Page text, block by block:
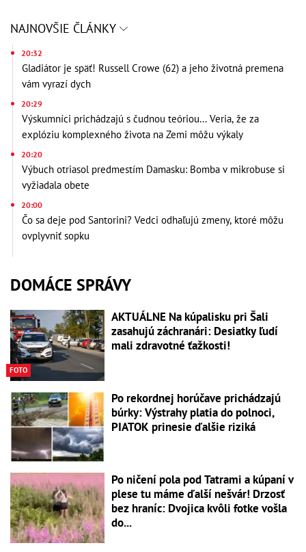
NAJNOVŠIE ČLÁNKY
20:32
Gladiátor je späť! Russell Crowe (62) a jeho životná premena
vám vyrazí dych
20:29
Výskumníci prichádzajú s čudnou teóriou... Veria, že za
explóziu komplexného života na Zemi môžu výkaly
20:20
Výbuch otriasol predmestím Damasku: Bomba v mikrobuse si
vyžiadala obete
20:00
Čo sa deje pod Santorini? Vedci odhaľujú zmeny, ktoré môžu
ovplyvniť sopku
DOMÁCE SPRÁVY
FOTO
AKTUÁLNE Na kúpalisku pri Šali
zasahujú záchranári: Desiatky ľudí
mali zdravotné ťažkosti!
Po rekordnej horúčave prichádzajú
búrky: Výstrahy platia do polnoci,
PIATOK prinesie ďalšie riziká
Po ničení pola pod Tatrami a kúpaní v
plese tu máme ďalší nešvár! Drzosť
bez hraníc: Dvojica kvôli fotke vošla
do...